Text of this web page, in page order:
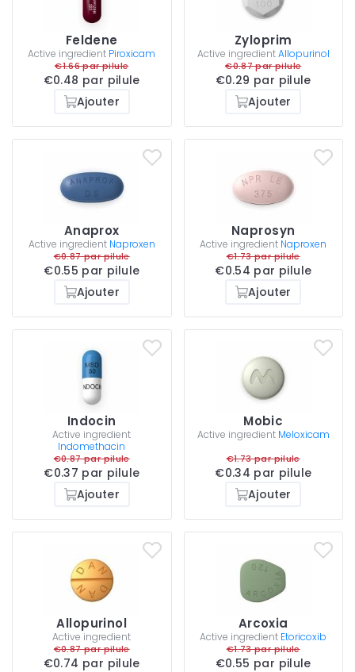
Feldene
Active ingredient Piroxicam
€1.66 par pilule
€0.48 par pilule
Ajouter
Zyloprim
Active ingredientAllopurinol
€0.87 par pilule
€0.29 par pilule
Ajouter
Anaprox
Active ingredient Naproxen
€0.87 par pilule
€0.55 par pilule
Ajouter
Naprosyn
Active ingredient Naproxen
€1.73 par pilule
€0.54 par pilule
Ajouter
Indocin
Active ingredient
Indomethacin
€0.87 par pilule
€0.37 par pilule
Ajouter
Mobic
Active ingredient Meloxicam
€1.73 par pilule
€0.34 par pilule
Ajouter
Allopurinol
Active ingredient
€0.87 par pilule
€0.74 par pilule
Arcoxia
Active ingredient Etoricoxib
€1.73 par pilule
€0.55 par pilule